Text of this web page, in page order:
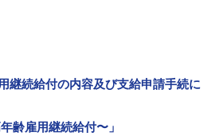
継続給付の内容及び支給申請手続に
齢雇用継続給付〜」